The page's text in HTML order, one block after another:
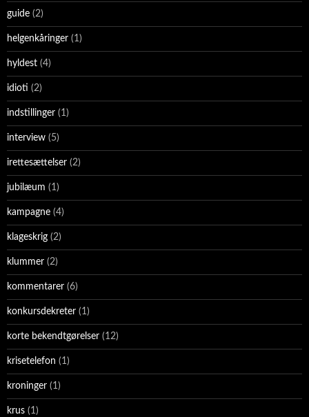
guide (2)
helgenkåringer (1)
hyldest (4)
idioti (2)
indstillinger (1)
interview (5)
irettesættelser (2)
jubilæum (1)
kampagne (4)
klageskrig (2)
klummer (2)
kommentarer (6)
konkursdekreter (1)
korte bekendtgørelser (12)
krisetelefon (1)
kroninger (1)
krus (1)